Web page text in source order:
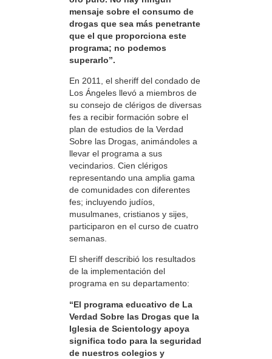
mensaje sobre el consumo de
drogas que sea más penetrante
que el que proporciona este
programa; no podemos
superarlo”.
En 2011, el sheriff del condado de
Los Ángeles llevó a miembros de
su consejo de clérigos de diversas
fes a recibir formación sobre el
plan de estudios de la Verdad
Sobre las Drogas, animándoles a
llevar el programa a sus
vecindarios. Cien clérigos
representando una amplia gama
de comunidades con diferentes
fes; incluyendo judíos,
musulmanes, cristianos y sijes,
participaron en el curso de cuatro
semanas.
El sheriff describió los resultados
de la implementación del
programa en su departamento:
“El programa educativo de La
Verdad Sobre las Drogas que la
Iglesia de Scientology apoya
significa todo para la seguridad
de nuestros colegios y